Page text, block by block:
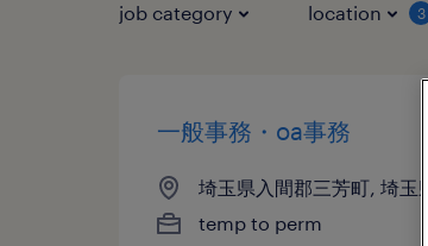
job category location 3
一般事務・oa事務
埼玉県入間郡三芳町, 埼玉県
temp to perm